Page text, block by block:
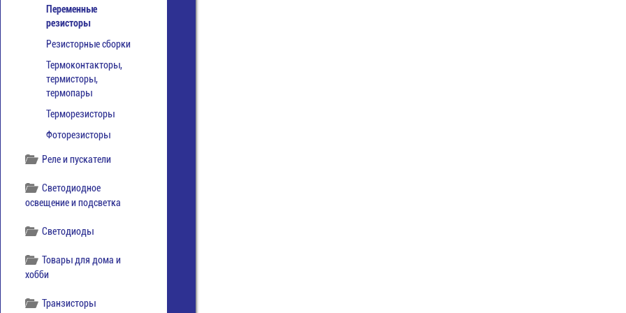
Переменные
резисторы
Резисторные сборки
Термоконтакторы,
термисторы,
термопары
Терморезисторы
Фоторезисторы
Реле и пускатели
Светодиодное
освещение и подсветка
Светодиоды
Товары для дома и
хобби
Транзисторы